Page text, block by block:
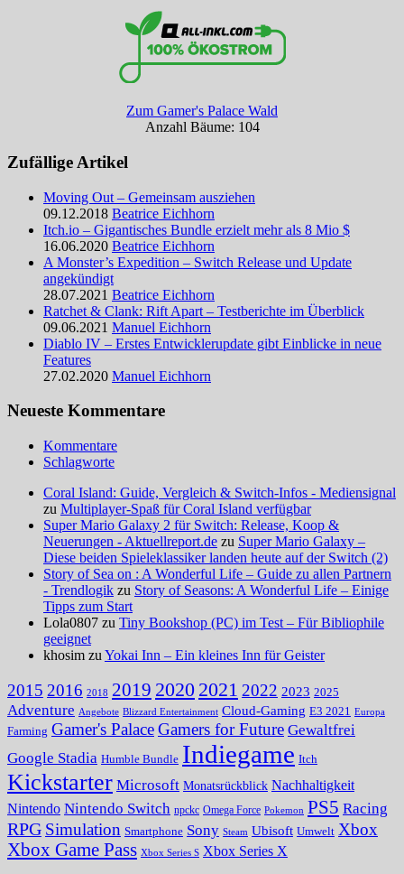
Zum Gamer's Palace Wald
Anzahl Bäume: 104
Zufällige Artikel
Moving Out – Gemeinsam ausziehen
09.12.2018 Beatrice Eichhorn
Itch.io – Gigantisches Bundle erzielt mehr als 8 Mio $
16.06.2020 Beatrice Eichhorn
A Monster’s Expedition – Switch Release und Update
angekündigt
28.07.2021 Beatrice Eichhorn
Ratchet & Clank: Rift Apart – Testberichte im Überblick
09.06.2021 Manuel Eichhorn
Diablo IV – Erstes Entwicklerupdate gibt Einblicke in neue
Features
27.02.2020 Manuel Eichhorn
Neueste Kommentare
Kommentare
Schlagworte
Coral Island: Guide, Vergleich & Switch-Infos - Mediensignal
zu Multiplayer-Spaß für Coral Island verfügbar
Super Mario Galaxy 2 für Switch: Release, Koop &
Neuerungen - Aktuellreport.de zu Super Mario Galaxy –
Diese beiden Spieleklassiker landen heute auf der Switch (2)
Story of Sea on : A Wonderful Life – Guide zu allen Partnern
- Trendlogik zu Story of Seasons: A Wonderful Life – Einige
Tipps zum Start
Lola0807 zu Tiny Bookshop (PC) im Test – Für Bibliophile
geeignet
khosim zu Yokai Inn – Ein kleines Inn für Geister
2015 2016 2018 2019 2020 2021 2022 2023 2025
Adventure Angebote Blizzard Entertainment Cloud-Gaming E3 2021 Europa
Farming Gamer's PalaceGamers for Future Gewaltfrei
Google Stadia Humble Bundle Indiegame Itch
Kickstarter Microsoft Monatsrückblick Nachhaltigkeit
Nintendo Nintendo Switch npckc Omega Force Pokemon PS5 Racing
RPG Simulation Smartphone Sony Steam Ubisoft Umwelt Xbox
Xbox Game Pass Xbox Series S Xbox Series X